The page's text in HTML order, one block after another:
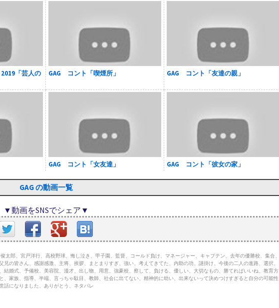
「芸人の
GAG コント「喫煙所」 GAG コント「友達の親」
GAG コント「女友達」 GAG コント「彼女の家」
GAG の動画一覧
▼動画をSNSでシェア▼
太郎、宮戸洋行、高校野球、悔し泣き、甲子園、監督、コールド負け、マネージャー、キャプテン、去年の優勝校、集合、
の皆さん、感謝感激、主将、挨拶、まとまりすぎ、強い、考えてきてた、内助の功、謎掛け、今後の二人の進路、選択、
婚式、予備校、美容院、漫才、出し物、用意、強豪校、察して、負ける、優しい、大切なもの、勝てればいいね、教育方
家族、指導、半端、言っちゃ駄目、教師、社会に出てない、精神的に幼い、出来ないって決めつけすぎると自分の可能性
話になりました、ありがとう、ネタパレ